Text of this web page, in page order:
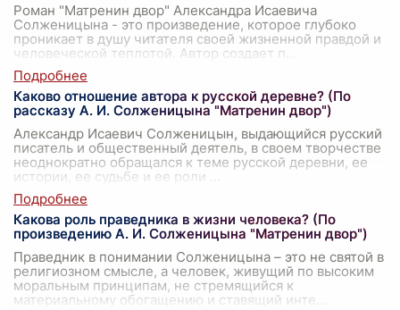
Роман "Матренин двор" Александра Исаевича
Солженицына - это произведение, которое глубоко
проникает в душу читателя своей жизненной правдой и
человеческой теплотой. Автор создает п
Каково отношение автора к русской деревне? (По
рассказу А. И. Солженицына "Матренин двор")
Александр Исаевич Солженицын, выдающийся русский
писатель и общественный деятель, в своем творчестве
неоднократно обращался к теме русской деревни, ее
истории, ее судьбе и ее роли
Какова роль праведника в жизни человека? (По
произведению А. И. Солженицына "Матренин двор")
Праведник в понимании Солженицына – это не святой в
религиозном смысле, а человек, живущий по высоким
моральным принципам, не стремящийся к
материальному обогащению и ставящий инте